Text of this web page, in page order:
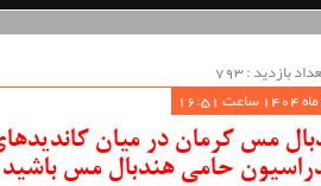
مس کرمان در میان
حامی هندبال مس باشید